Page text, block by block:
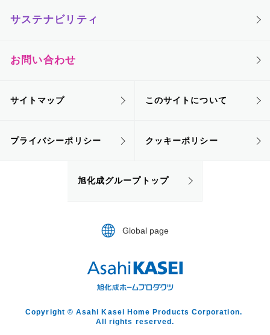
サステナビリティ
お問い合わせ
サイトマップ このサイトについて
プライバシーポリシー クッキーポリシー
旭化成グループトップ
Global page
Copyright © Asahi Kasei Home Products Corporation.
All rights reserved.